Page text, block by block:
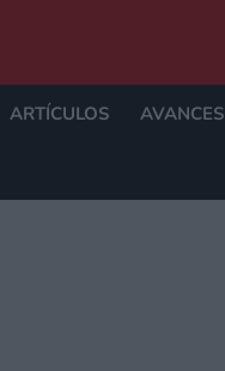
ARTÍCULOS AVANCES